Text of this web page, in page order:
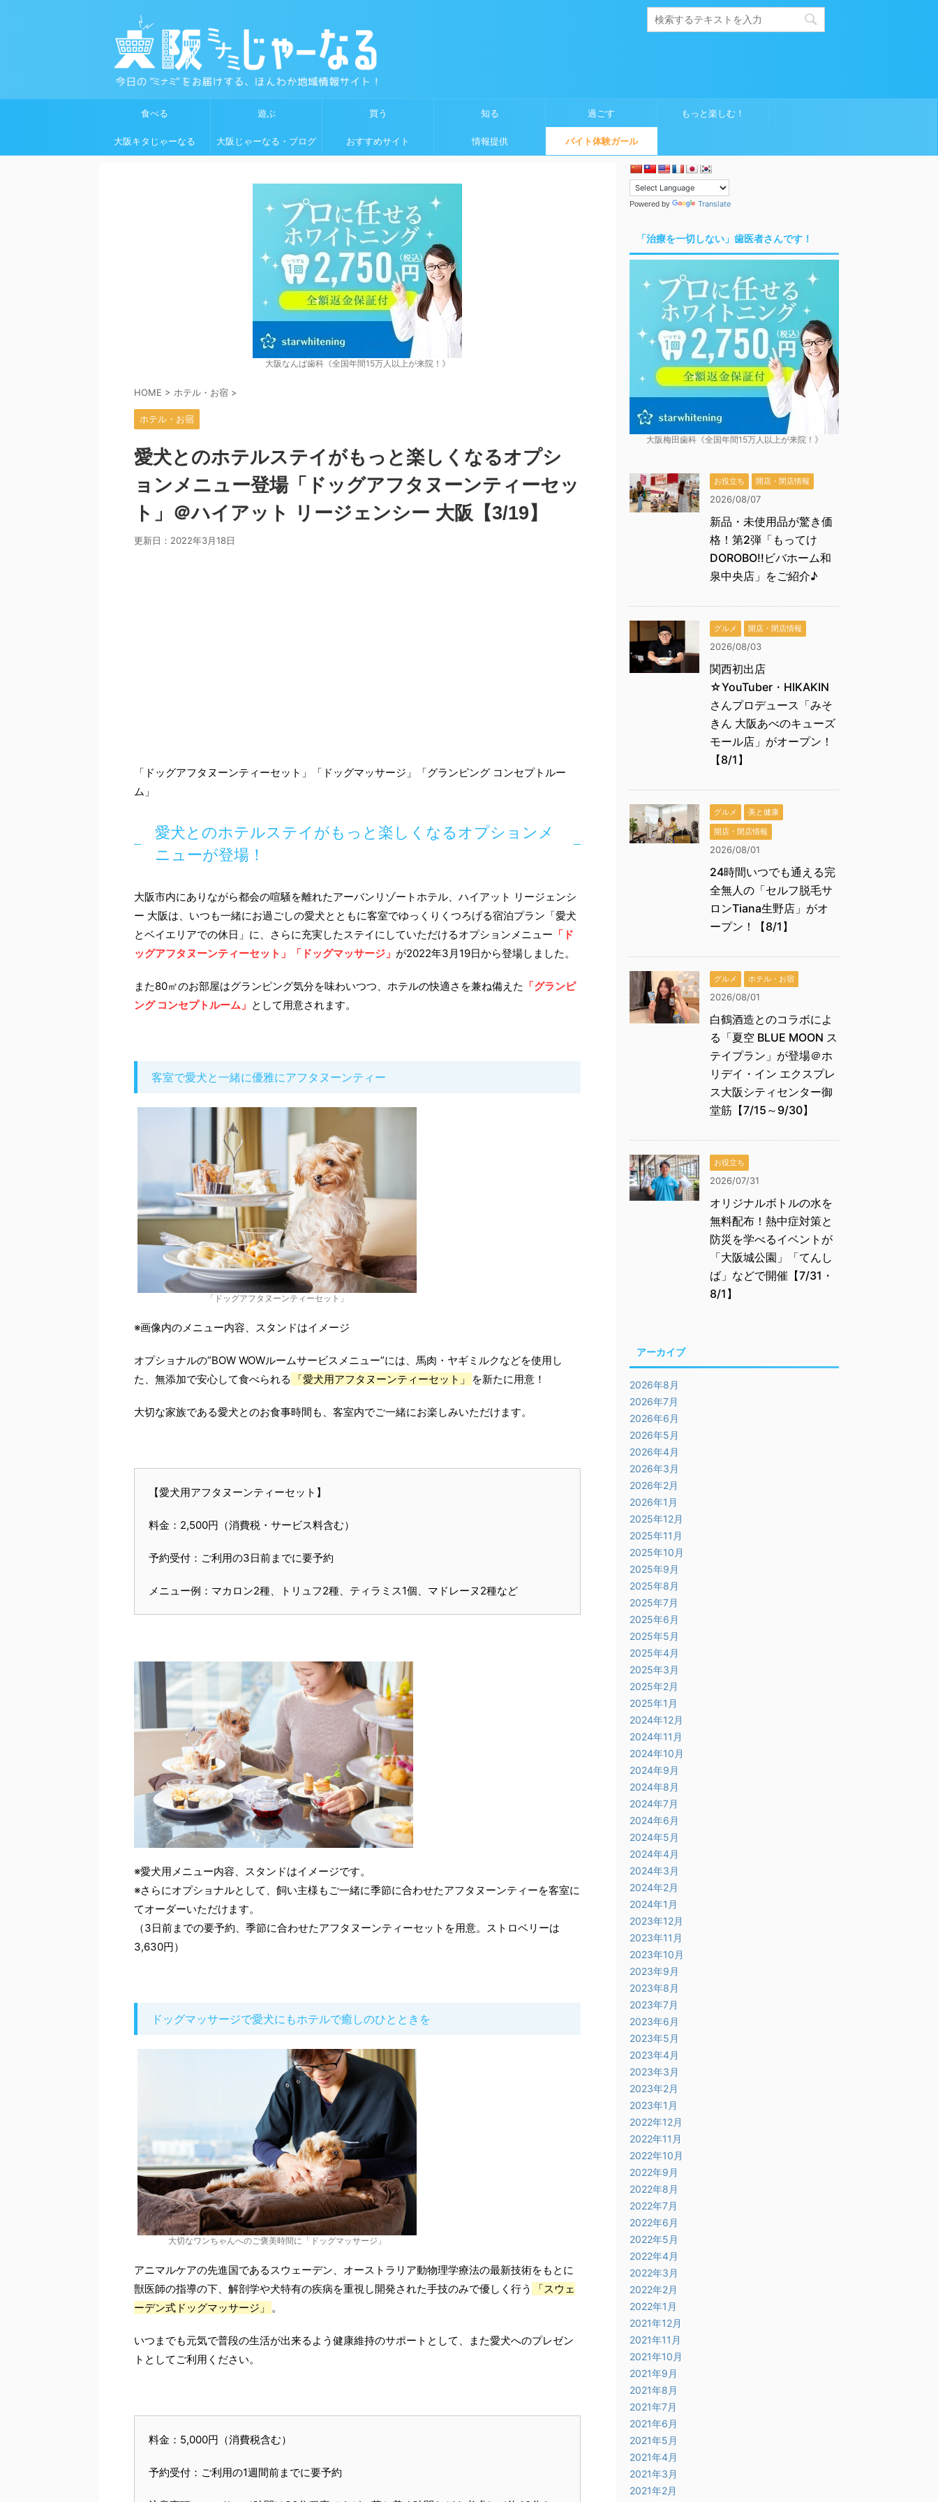
食べる 遊ぶ 買う 知る 過ごす もっと楽しむ！
大阪キタじゃーなる 大阪じゃーなる・ブログ おすすめサイト 情報提供 バイト体験ガール
大阪なんば歯科《全国年間15万人以上が来院！》
HOME > ホテル・お宿 >
ホテル・お宿
愛犬とのホテルステイがもっと楽しくなるオプシ
ョンメニュー登場「ドッグアフタヌーンティーセッ
ト」＠ハイアット リージェンシー 大阪【3/19】
更新日： 2022年3月18日
「ドッグアフタヌーンティーセット」「ドッグマッサージ」「グランピング コンセプトルー
ム」
愛犬とのホテルステイがもっと楽しくなるオプションメ
ニューが登場！
大阪市内にありながら都会の喧騒を離れたアーバンリゾートホテル、ハイアット リージェンシ
ー 大阪は、いつも一緒にお過ごしの愛犬とともに客室でゆっくりくつろげる宿泊プラン「愛犬
とベイエリアでの休日」に、さらに充実したステイにしていただけるオプションメニュー 「ド
ッグアフタヌーンティーセット」「ドッグマッサージ」 が2022年3月19日から登場しました。
また80㎡のお部屋はグランピング気分を味わいつつ、ホテルの快適さを兼ね備えた 「グランピ
ング コンセプトルーム」 として用意されます。
客室で愛犬と一緒に優雅にアフタヌーンティー
「ドッグアフタヌーンティーセット」
※画像内のメニュー内容、スタンドはイメージ
オプショナルの”BOW WOWルームサービスメニュー”には、馬肉・ヤギミルクなどを使用し
た、無添加で安心して食べられる
「愛犬用アフタヌーンティーセット」 を新たに用意！
大切な家族である愛犬とのお食事時間も、客室内でご一緒にお楽しみいただけます。
【愛犬用アフタヌーンティーセット】
料金：2,500円（消費税・サービス料含む）
予約受付：ご利用の3日前までに要予約
メニュー例：マカロン2種、トリュフ2種、ティラミス1個、マドレーヌ2種など
※愛犬用メニュー内容、スタンドはイメージです。
※さらにオプショナルとして、飼い主様もご一緒に季節に合わせたアフタヌーンティーを客室に
てオーダーいただけます。
（3日前までの要予約、季節に合わせたアフタヌーンティーセットを用意。ストロベリーは
3,630円）
ドッグマッサージで愛犬にもホテルで癒しのひとときを
大切なワンちゃんへのご褒美時間に「ドッグマッサージ」
アニマルケアの先進国であるスウェーデン、オーストラリア動物理学療法の最新技術をもとに
獣医師の指導の下、解剖学や犬特有の疾病を重視し開発された手技のみで優しく行う
「スウェ
ーデン式ドッグマッサージ」
。
いつまでも元気で普段の生活が出来るよう健康維持のサポートとして、また愛犬へのプレゼン
トとしてご利用ください。
料金：5,000円（消費税含む）
予約受付：ご利用の1週間前までに要予約
Powered by Translate
「治療を一切しない」歯医者さんです！
大阪梅田歯科《全国年間15万人以上が来院！》
お役立ち 開店・閉店情報
2026/08/07
新品・未使用品が驚き価
格！第2弾「もってけ
DOROBO!!ビバホーム和
泉中央店」をご紹介♪
グルメ 開店・閉店情報
2026/08/03
関西初出店
☆YouTuber・HIKAKIN
さんプロデュース「みそ
きん 大阪あべのキューズ
モール店」がオープン！
【8/1】
グルメ
美と健康
開店・閉店情報
2026/08/01
24時間いつでも通える完
全無人の「セルフ脱毛サ
ロンTiana生野店」がオ
ープン！【8/1】
グルメ ホテル・お宿
2026/08/01
白鶴酒造とのコラボによ
る「夏空 BLUE MOON ス
テイプラン」が登場＠ホ
リデイ・イン エクスプレ
ス大阪シティセンター御
堂筋【7/15～9/30】
お役立ち
2026/07/31
オリジナルボトルの水を
無料配布！熱中症対策と
防災を学べるイベントが
「大阪城公園」「てんし
ば」などで開催【7/31・
8/1】
アーカイブ
2026年8月
2026年7月
2026年6月
2026年5月
2026年4月
2026年3月
2026年2月
2026年1月
2025年12月
2025年11月
2025年10月
2025年9月
2025年8月
2025年7月
2025年6月
2025年5月
2025年4月
2025年3月
2025年2月
2025年1月
2024年12月
2024年11月
2024年10月
2024年9月
2024年8月
2024年7月
2024年6月
2024年5月
2024年4月
2024年3月
2024年2月
2024年1月
2023年12月
2023年11月
2023年10月
2023年9月
2023年8月
2023年7月
2023年6月
2023年5月
2023年4月
2023年3月
2023年2月
2023年1月
2022年12月
2022年11月
2022年10月
2022年9月
2022年8月
2022年7月
2022年6月
2022年5月
2022年4月
2022年3月
2022年2月
2022年1月
2021年12月
2021年11月
2021年10月
2021年9月
2021年8月
2021年7月
2021年6月
2021年5月
2021年4月
2021年3月
2021年2月